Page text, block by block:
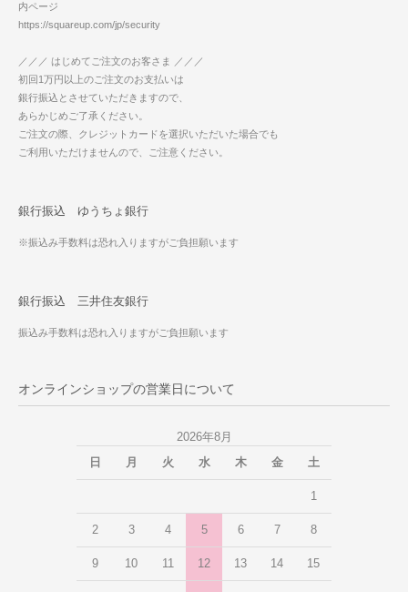
内ページ
https://squareup.com/jp/security
／／／ はじめてご注文のお客さま ／／／
初回1万円以上のご注文のお支払いは
銀行振込とさせていただきますので、
あらかじめご了承ください。
ご注文の際、クレジットカードを選択いただいた場合でも
ご利用いただけませんので、ご注意ください。
銀行振込 ゆうちょ銀行
※振込み手数料は恐れ入りますがご負担願います
銀行振込 三井住友銀行
振込み手数料は恐れ入りますがご負担願います
オンラインショップの営業日について
2026年8月
日
月 火 水 木 金 土
1
2 3 4 5 6 7 8
9 10 11 12 13 14 15